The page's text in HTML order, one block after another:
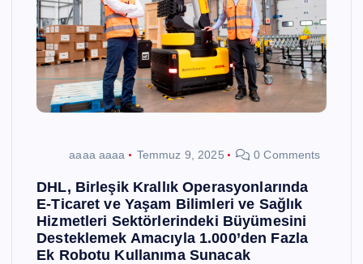
aaaa aaaa Temmuz 9, 2025 0 Comments
DHL, Birleşik Krallık Operasyonlarında
E-Ticaret ve Yaşam Bilimleri ve Sağlık
Hizmetleri Sektörlerindeki Büyümesini
Desteklemek Amacıyla 1.000’den Fazla
Ek Robotu Kullanıma Sunacak